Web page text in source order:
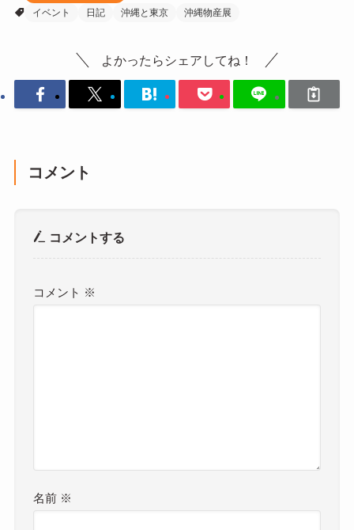
イベント
日記 沖縄と東京 沖縄物産展
よかったらシェアしてね！
コメント
コメントする
コメント ※
名前 ※